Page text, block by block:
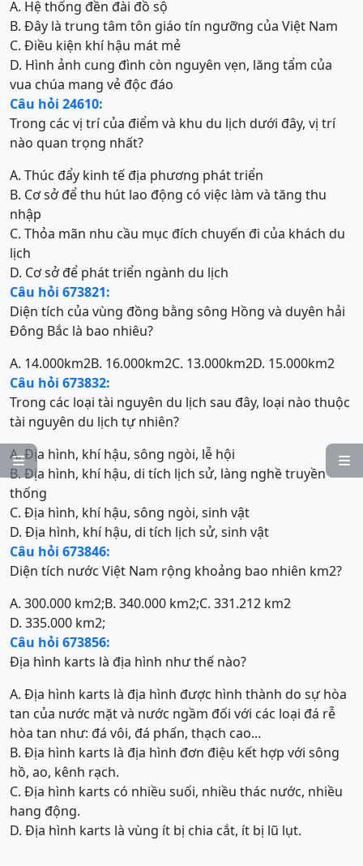


A. Hệ thống đền đài đồ sộ
B. Đây là trung tâm tôn giáo tín ngưỡng của Việt Nam
C. Điều kiện khí hậu mát mẻ
D. Hình ảnh cung đình còn nguyên vẹn, lăng tẩm của
vua chúa mang vẻ độc đáo
Câu hỏi 24610:
Trong các vị trí của điểm và khu du lịch dưới đây, vị trí
nào quan trọng nhất?
A. Thúc đẩy kinh tế địa phương phát triển
B. Cơ sở để thu hút lao động có việc làm và tăng thu
nhập
C. Thỏa mãn nhu cầu mục đích chuyến đi của khách du
lịch
D. Cơ sở để phát triển ngành du lịch
Câu hỏi 673821:
Diện tích của vùng đồng bằng sông Hồng và duyên hải
Đông Bắc là bao nhiêu?
A. 14.000km2B. 16.000km2C. 13.000km2D. 15.000km2
Câu hỏi 673832:
Trong các loại tài nguyên du lịch sau đây, loại nào thuộc
tài nguyên du lịch tự nhiên?
A. Địa hình, khí hậu, sông ngòi, lễ hội
B. Địa hình, khí hậu, di tích lịch sử, làng nghề truyền
thống
C. Địa hình, khí hậu, sông ngòi, sinh vật
D. Địa hình, khí hậu, di tích lịch sử, sinh vật
Câu hỏi 673846:
Diện tích nước Việt Nam rộng khoảng bao nhiên km2?
A. 300.000 km2;B. 340.000 km2;C. 331.212 km2
D. 335.000 km2;
Câu hỏi 673856:
Địa hình karts là địa hình như thế nào?
A. Địa hình karts là địa hình được hình thành do sự hòa
tan của nước mặt và nước ngầm đối với các loại đá rễ
hòa tan như: đá vôi, đá phấn, thạch cao...
B. Địa hình karts là địa hình đơn điệu kết hợp với sông
hồ, ao, kênh rạch.
C. Địa hình karts có nhiều suối, nhiều thác nước, nhiều
hang động.
D. Địa hình karts là vùng ít bị chia cắt, ít bị lũ lụt.